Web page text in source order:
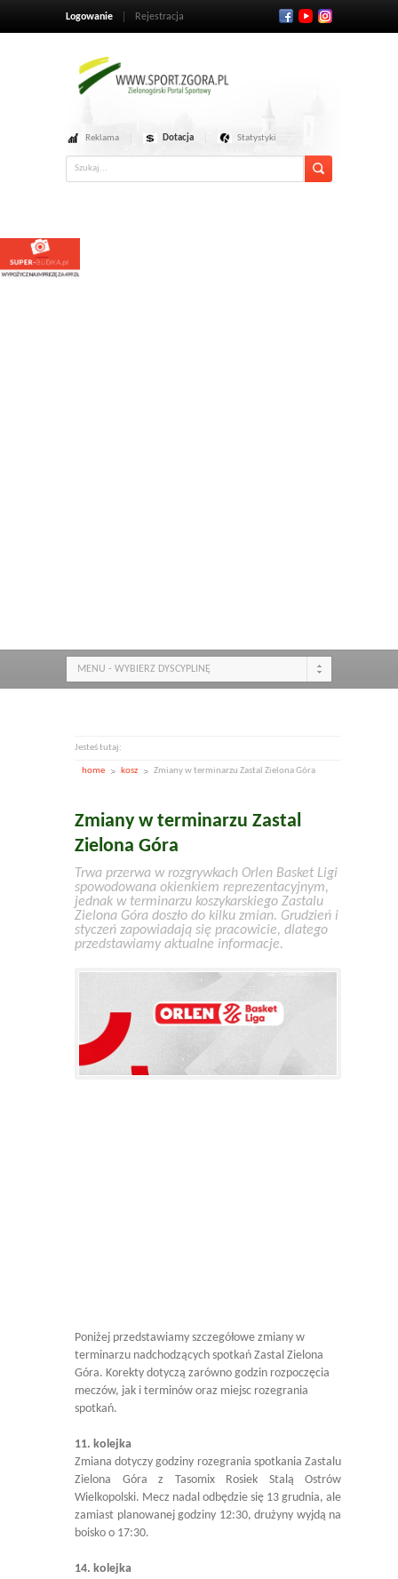
Logowanie Rejestracja
Reklama Dotacja Statystyki
MENU - WYBIERZ DYSCYPLINĘ
Jesteś tutaj:
home kosz Zmiany w terminarzu Zastal Zielona Góra
Zmiany w terminarzu Zastal
Zielona Góra
Trwa przerwa w rozgrywkach Orlen Basket Ligi
spowodowana okienkiem reprezentacyjnym,
jednak w terminarzu koszykarskiego Zastalu
Zielona Góra doszło do kilku zmian. Grudzień i
styczeń zapowiadają się pracowicie, dlatego
przedstawiamy aktualne informacje.
Poniżej przedstawiamy szczegółowe zmiany w
terminarzu nadchodzących spotkań Zastal Zielona
Góra. Korekty dotyczą zarówno godzin rozpoczęcia
meczów, jak i terminów oraz miejsc rozegrania
spotkań.
11. kolejka
Zmiana dotyczy godziny rozegrania spotkania Zastalu
Zielona Góra z Tasomix Rosiek Stalą Ostrów
Wielkopolski. Mecz nadal odbędzie się 13 grudnia, ale
zamiast planowanej godziny 12:30, drużyny wyjdą na
boisko o 17:30.
14. kolejka